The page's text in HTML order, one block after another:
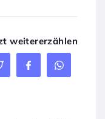
weitererzählen